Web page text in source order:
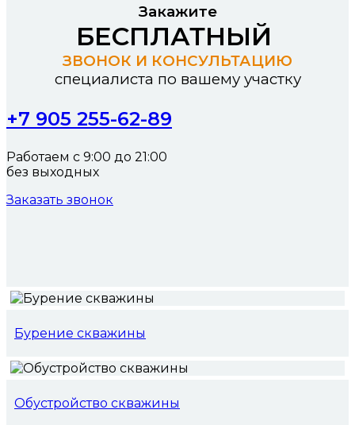
Закажите
БЕСПЛАТНЫЙ
ЗВОНОК И КОНСУЛЬТАЦИЮ
специалиста по вашему участку
+7 905 255-62-89
Работаем с 9:00 до 21:00
без выходных
Заказать звонок
Бурение скважины
Обустройство скважины